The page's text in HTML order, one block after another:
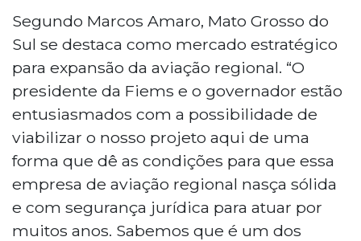
Segundo Marcos Amaro, Mato Grosso do
Sul se destaca como mercado estratégico
para expansão da aviação regional. “O
presidente da Fiems e o governador estão
entusiasmados com a possibilidade de
viabilizar o nosso projeto aqui de uma
forma que dê as condições para que essa
empresa de aviação regional nasça sólida
e com segurança jurídica para atuar por
muitos anos. Sabemos que é um dos